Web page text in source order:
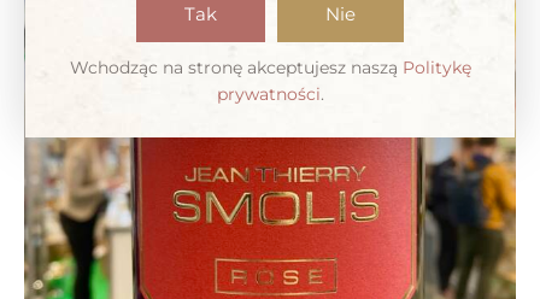
Tak Nie
Wchodząc na stronę akceptujesz naszą Politykę
prywatności.